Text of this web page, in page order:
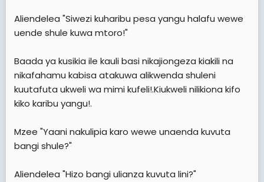
Aliendelea "Siwezi kuharibu pesa yangu halafu wewe
uende shule kuwa mtoro!"
Baada ya kusikia ile kauli basi nikajiongeza kiakili na
nikafahamu kabisa atakuwa alikwenda shuleni
kuutafuta ukweli wa mimi kufeli!.Kiukweli nilikiona kifo
kiko karibu yangu!.
Mzee "Yaani nakulipia karo wewe unaenda kuvuta
bangi shule?"
Aliendelea "Hizo bangi ulianza kuvuta lini?"